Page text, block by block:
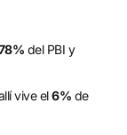
del PBI y
vive el6% de